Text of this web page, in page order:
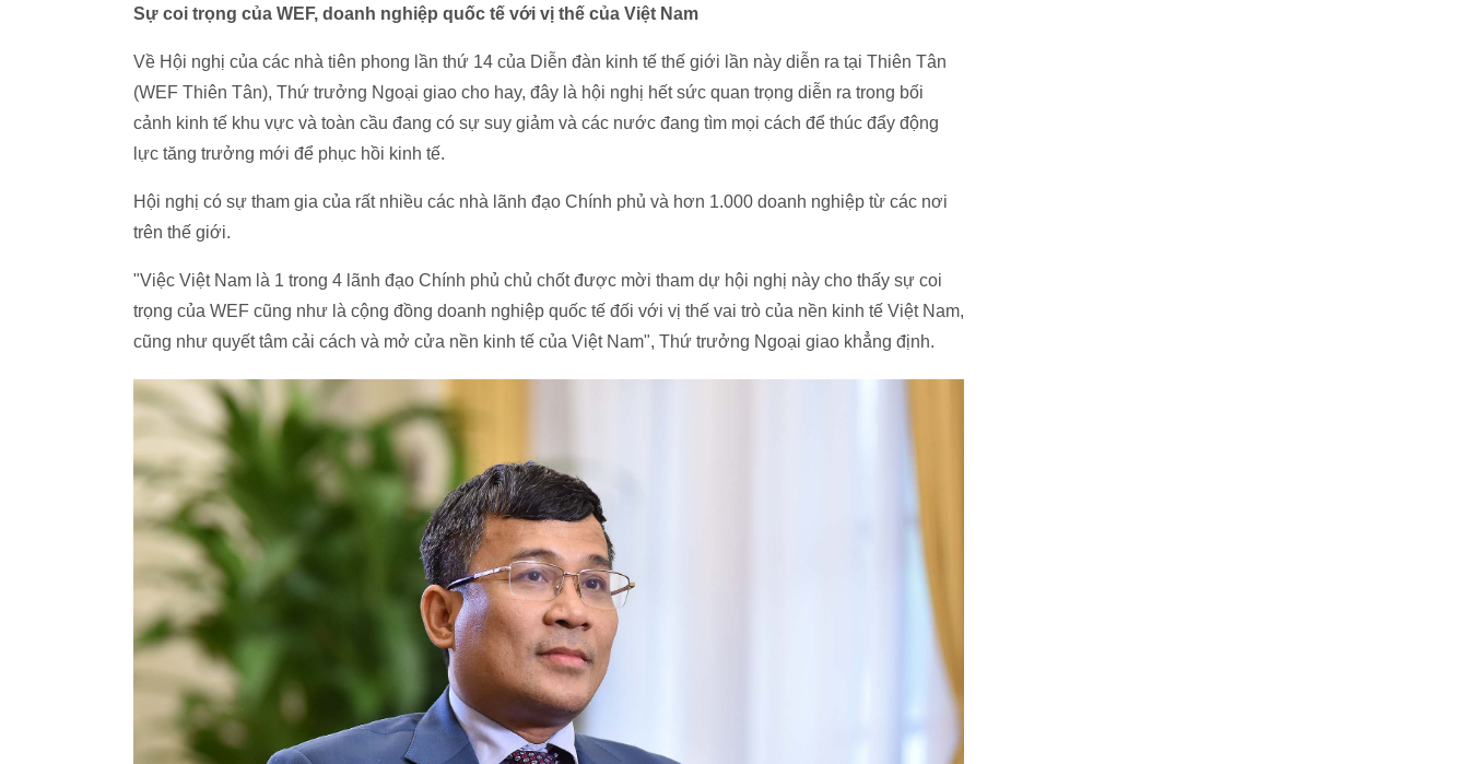
Sự coi trọng của WEF, doanh nghiệp quốc tế với vị thế của Việt Nam
Về Hội nghị của các nhà tiên phong lần thứ 14 của Diễn đàn kinh tế thế giới lần này diễn ra tại Thiên Tân
(WEF Thiên Tân), Thứ trưởng Ngoại giao cho hay, đây là hội nghị hết sức quan trọng diễn ra trong bối
cảnh kinh tế khu vực và toàn cầu đang có sự suy giảm và các nước đang tìm mọi cách để thúc đẩy động
lực tăng trưởng mới để phục hồi kinh tế.
Hội nghị có sự tham gia của rất nhiều các nhà lãnh đạo Chính phủ và hơn 1.000 doanh nghiệp từ các nơi
trên thế giới.
"Việc Việt Nam là 1 trong 4 lãnh đạo Chính phủ chủ chốt được mời tham dự hội nghị này cho thấy sự coi
trọng của WEF cũng như là cộng đồng doanh nghiệp quốc tế đối với vị thế vai trò của nền kinh tế Việt Nam,
cũng như quyết tâm cải cách và mở cửa nền kinh tế của Việt Nam", Thứ trưởng Ngoại giao khẳng định.